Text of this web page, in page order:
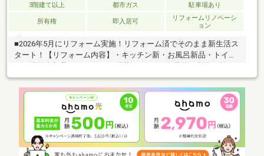
3階建て以上 都市ガス 駐車場あり
所有権 即入居可
リフォームリノベーシ
ョン
■2026年5月にリフォーム実施！リフォーム済でそのまま新生活ス
タート！【リフォーム内容】・キッチン新・お風呂新品・トイ
都心アクセス良好！■周辺は公園が点在！お子さまの遊び場にリ
フレッシュに◎！■『ローソン 東三国店』まで徒歩8分！■2006年
3月築！■2SLDK！■南西付け道路で陽当たり良好！■TVモニター
付きインターホン完備で防犯面にも配慮！■全居室2面採光以上確
保！お部屋に光が入ります！■2階リビング！プライバシーに配慮
されたプラン！■独立型キッチン！生活感の出にくい造り！